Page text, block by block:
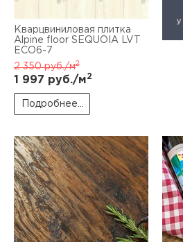
Кварцвиниловая плитка
Alpine floor SEQUOIA LVT
ЕСО6-7
2 350руб./м2
1 997 руб./м2
Подробнее...